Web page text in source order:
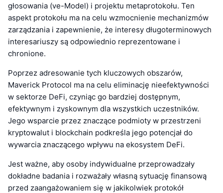
głosowania (ve-Model) i projektu metaprotokołu. Ten
aspekt protokołu ma na celu wzmocnienie mechanizmów
zarządzania i zapewnienie, że interesy długoterminowych
interesariuszy są odpowiednio reprezentowane i
chronione.
Poprzez adresowanie tych kluczowych obszarów,
Maverick Protocol ma na celu eliminację nieefektywności
w sektorze DeFi, czyniąc go bardziej dostępnym,
efektywnym i zyskownym dla wszystkich uczestników.
Jego wsparcie przez znaczące podmioty w przestrzeni
kryptowalut i blockchain podkreśla jego potencjał do
wywarcia znaczącego wpływu na ekosystem DeFi.
Jest ważne, aby osoby indywidualne przeprowadzały
dokładne badania i rozważały własną sytuację finansową
przed zaangażowaniem się w jakikolwiek protokół